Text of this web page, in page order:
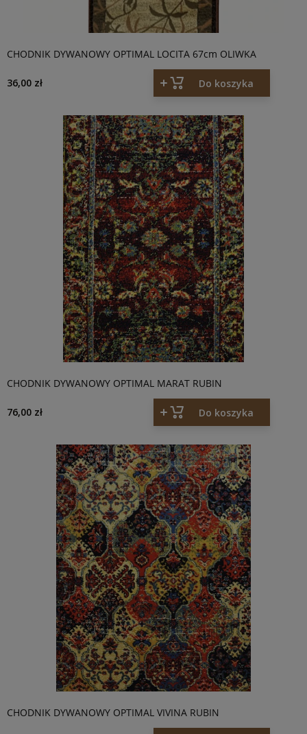
CHODNIK DYWANOWY OPTIMAL LOCITA 67cm OLIWKA
36,00 zł Do koszyka
CHODNIK DYWANOWY OPTIMAL MARAT RUBIN
76,00 zł Do koszyka
CHODNIK DYWANOWY OPTIMAL VIVINA RUBIN